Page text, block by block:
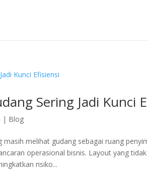
Sering Jadi Kunci
| Blog
masih melihat gudang sebagai ruang
operasional bisnis. Layout yang
risiko...